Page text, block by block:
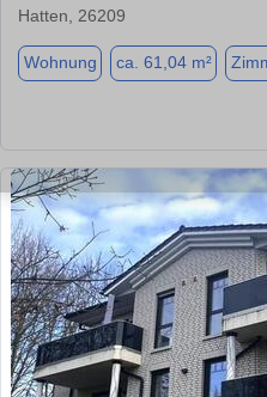
Hatten, 26209
Wohnung ca. 61,04 m²